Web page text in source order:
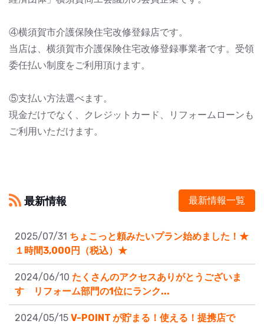
④横須賀市介護保険住宅改修登録店です。
当店は、横須賀市介護保険住宅改修登録事業者です。受領
委任払い制度をご利用頂けます。
⑤支払い方法選べます。
現金だけでなく、クレジットカード、リフォームローンも
ご利用いただけます。
最新情報 最新情報一覧
2025/07/31 ちょこっと頼みたいプラン始めました！★
１時間3,000円（税込）★
2024/06/10 たくさんのアクセスありがとうございま
す リフォーム部門の1位にランク...
2024/05/15 V-POINT が貯まる！使える！提携店で